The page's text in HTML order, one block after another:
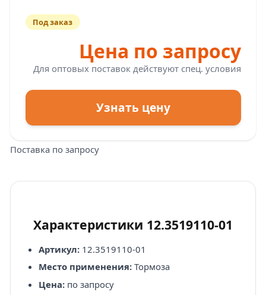
Под заказ
Цена по запросу
Для оптовых поставок действуют спец. условия
Узнать цену
Поставка по запросу
Характеристики 12.3519110-01
Артикул:12.3519110-01
Место применения:Тормоза
Цена:по запросу